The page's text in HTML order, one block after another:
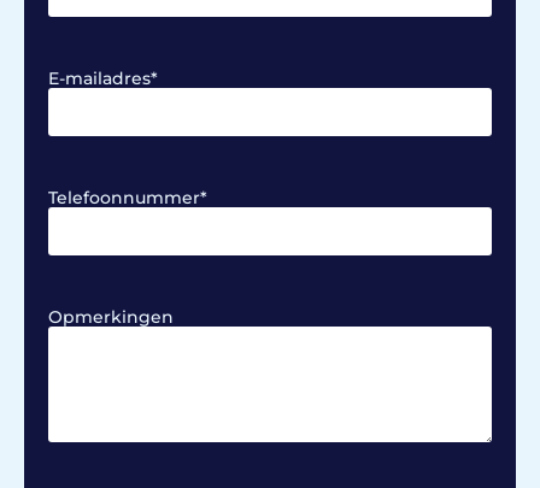
E-mailadres*
Telefoonnummer*
Opmerkingen